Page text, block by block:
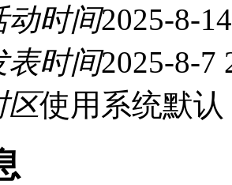
动时间2025-8-
表时间2025-8-7
区使用系统默认